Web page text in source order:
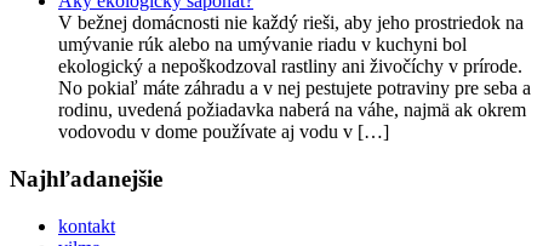
V bežnej domácnosti nie každý rieši, aby jeho prostriedok na
umývanie rúk alebo na umývanie riadu v kuchyni bol
ekologický a nepoškodzoval rastliny ani živočíchy v prírode.
No pokiaľ máte záhradu a v nej pestujete potraviny pre seba a
rodinu, uvedená požiadavka naberá na váhe, najmä ak okrem
vodovodu v dome používate aj vodu v […]
Najhľadanejšie
kontakt